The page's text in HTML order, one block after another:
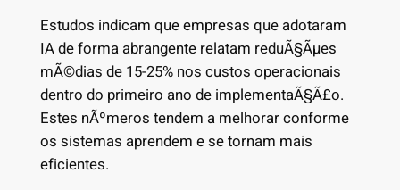
Estudos indicam que empresas que adotaram
IA de forma abrangente relatam reduÃ§Ãµes
mÃ©dias de 15-25% nos custos operacionais
dentro do primeiro ano de implementaÃ§Ã£o.
Estes nÃºmeros tendem a melhorar conforme
os sistemas aprendem e se tornam mais
eficientes.